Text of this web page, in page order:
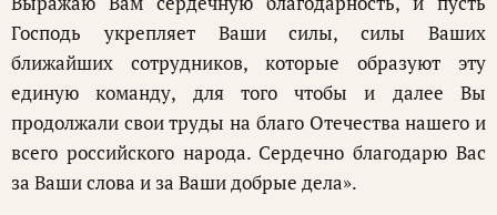
Господь укрепляет Ваши силы, силы Ваших
ближайших сотрудников, которые образуют эту
единую команду, для того чтобы и далее Вы
продолжали свои труды на благо Отечества нашего и
всего российского народа. Сердечно благодарю Вас
за Ваши слова и за Ваши добрые дела».